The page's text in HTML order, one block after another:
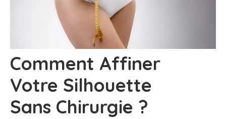
Comment Affiner
Votre Silhouette
Sans Chirurgie ?